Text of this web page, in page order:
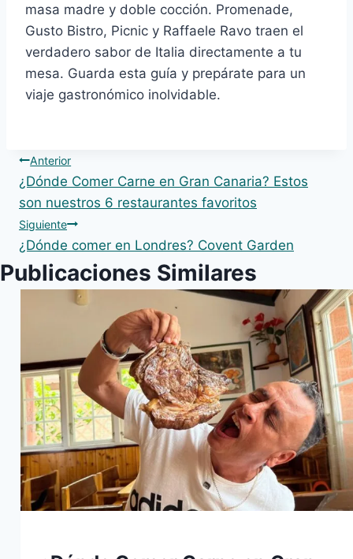
masa madre y doble cocción. Promenade,
Gusto Bistro, Picnic y Raffaele Ravo traen el
verdadero sabor de Italia directamente a tu
mesa. Guarda esta guía y prepárate para un
viaje gastronómico inolvidable.
Navegación
de
entradas
Anterior
¿Dónde Comer Carne en Gran Canaria? Estos
son nuestros 6 restaurantes favoritos
Siguiente
¿Dónde comer en Londres? Covent Garden
Publicaciones Similares